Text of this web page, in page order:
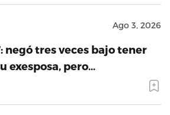
Ago 3, 2026
negó tres veces bajo tener
exesposa, pero…